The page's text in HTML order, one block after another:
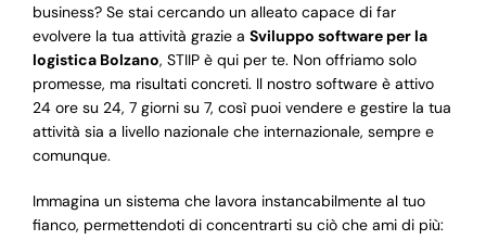
business? Se stai cercando un alleato capace di far
evolvere la tua attività grazie a Sviluppo software per la
logistica Bolzano, STIIP è qui per te. Non offriamo solo
promesse, ma risultati concreti. Il nostro software è attivo
24 ore su 24, 7 giorni su 7, così puoi vendere e gestire la tua
attività sia a livello nazionale che internazionale, sempre e
comunque.
Immagina un sistema che lavora instancabilmente al tuo
fianco, permettendoti di concentrarti su ciò che ami di più: